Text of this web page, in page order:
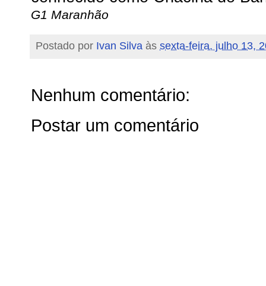
G1 Maranhão
Postado por Ivan Silva às sexta-feira, julho 13,
Nenhum comentário:
Postar um comentário